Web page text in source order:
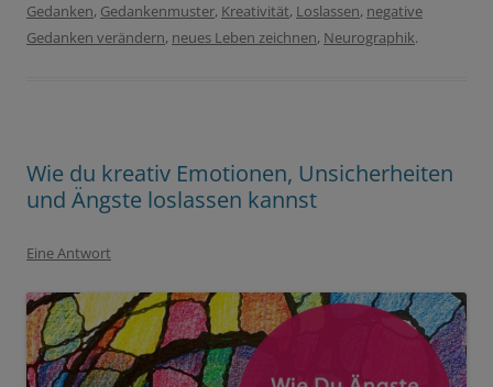
Gedanken, Gedankenmuster, Kreativität, Loslassen, negative
Gedanken verändern, neues Leben zeichnen, Neurographik.
Wie du kreativ Emotionen, Unsicherheiten
und Ängste loslassen kannst
Eine Antwort